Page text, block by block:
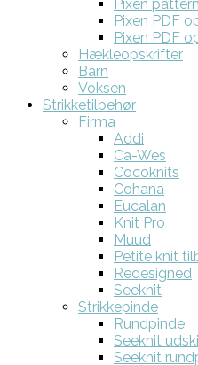
Pixen
Pixen PDF
Pixen PDF
Hækleopskrifter
Barn
Voksen
Strikketilbehør
Firma
Addi
Ca-Wes
Cocoknits
Cohana
Eucalan
Knit Pro
Muud
Petite knit
Redesigned
Seeknit
Strikkepinde
Rundpinde
Seeknit
Seeknit